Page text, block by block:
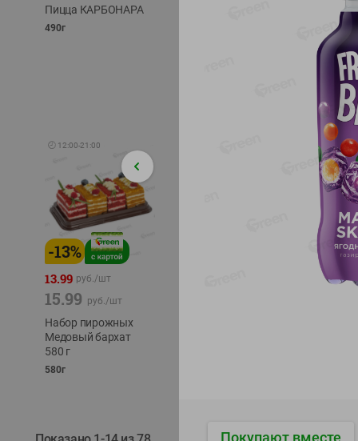
Пицца КАРБОНАРА
490г
охлажд
🕘 12:00-21:00
-13%
13.99 руб./шт
15.99 руб./шт
Набор пирожных
Медовый бархат
580 г
580г
24%
4.99
Покупают вместе